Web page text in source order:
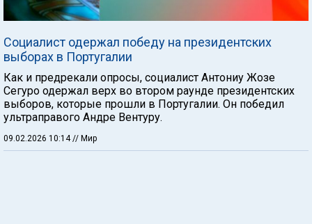
Социалист одержал победу на президентских
выборах в Португалии
Как и предрекали опросы, социалист Антониу Жозе
Сегуро одержал верх во втором раунде президентских
выборов, которые прошли в Португалии. Он победил
ультраправого Андре Вентуру.
09.02.2026 10:14 // Мир